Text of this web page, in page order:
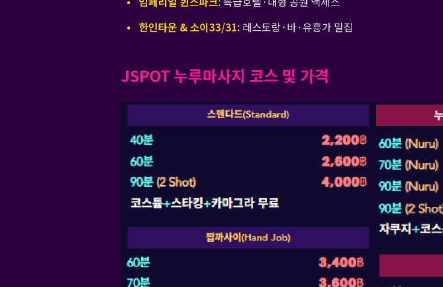
한인타운 & 소이33/31: 레스토랑·바·유흥가 밀집
JSPOT 누루마사지 코스 및 가격